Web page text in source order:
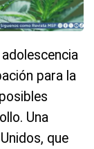
para la
Una
que